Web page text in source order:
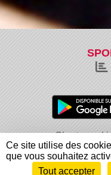
Charte
Informations légales
Envie de participer ?
Ce site utilise des
que vous souhaitez
Tout accepter